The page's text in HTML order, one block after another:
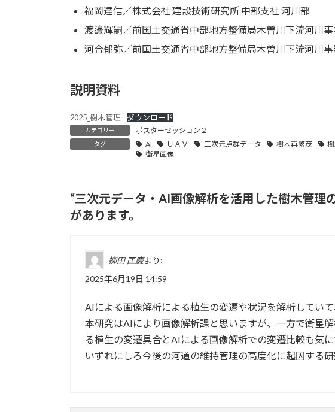
福岡達信／株式会社 建設技術研究所 中部支社 河川部
渡邊輝嗣／前国土交通省中部地方整備局木曽川下流河川
河合郁弥／前国土交通省中部地方整備局木曽川下流河川
説明資料
2025_樹木管理 ダウンロード
カテゴリー ポスターセッション２
タグ AI ＵＡＶ 三次元点群データ 樹木再繁茂
衛星画像
“三次元データ・AI画像解析を活用した樹木管理
があります。
柳田 匡慶より:
2025年6月19日 14:59
AIによる画像解析による植生の変遷や状況を解析していて
本研究はAIにより画像解析課と思いますが、一方で衛星
る植生の変遷具合とAIによる画像解析での変遷比較も気に
いずれにしろ今後の河道の維持管理の高度化に起因する研